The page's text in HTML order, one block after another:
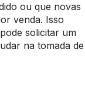
ou que novas
venda. Isso
solicitar um
na tomada de